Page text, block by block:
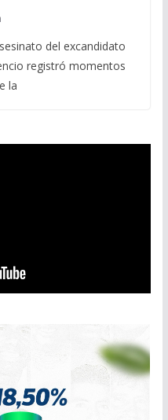
del excandidato
registró momentos
la